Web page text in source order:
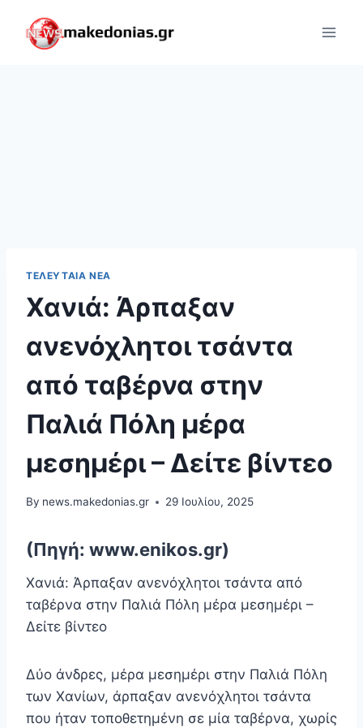
content
ΤΕΛΕΥΤΑΊΑ ΝΈΑ
Χανιά: Άρπαξαν
ανενόχλητοι τσάντα
από ταβέρνα στην
Παλιά Πόλη μέρα
μεσημέρι – Δείτε βίντεο
By news.makedonias.gr 29 Ιουλίου, 2025
(Πηγή: www.enikos.gr)
Χανιά: Άρπαξαν ανενόχλητοι τσάντα από
ταβέρνα στην Παλιά Πόλη μέρα μεσημέρι –
Δείτε βίντεο
Δύο άνδρες, μέρα μεσημέρι στην Παλιά Πόλη
των Χανίων, άρπαξαν ανενόχλητοι τσάντα
που ήταν τοποθετημένη σε μία ταβέρνα, χωρίς